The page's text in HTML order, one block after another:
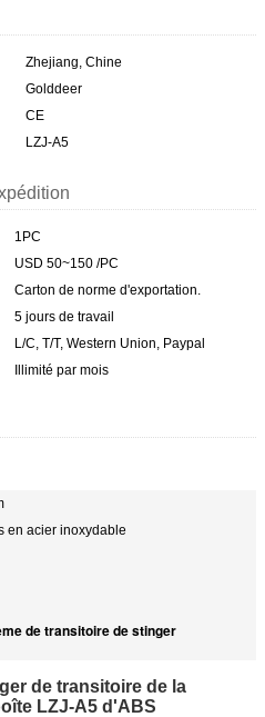
Zhejiang, Chine
Golddeer
CE
LZJ-A5
1PC
USD 50~150 /PC
Carton de norme d'exportation.
5 jours de travail
L/C, T/T, Western Union, Paypal
Illimité par mois
en acier inoxydable
de transitoire de stinger
de transitoire de la
LZJ-A5 d'ABS